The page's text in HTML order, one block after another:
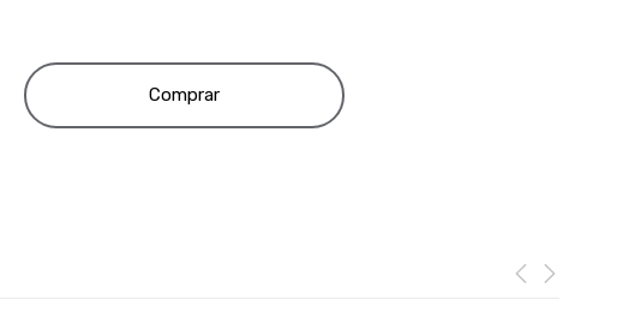
Comprar